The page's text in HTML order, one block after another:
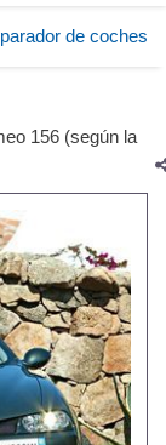
de coches
156 (según la